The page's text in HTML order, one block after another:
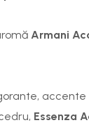
Armani
Essenza